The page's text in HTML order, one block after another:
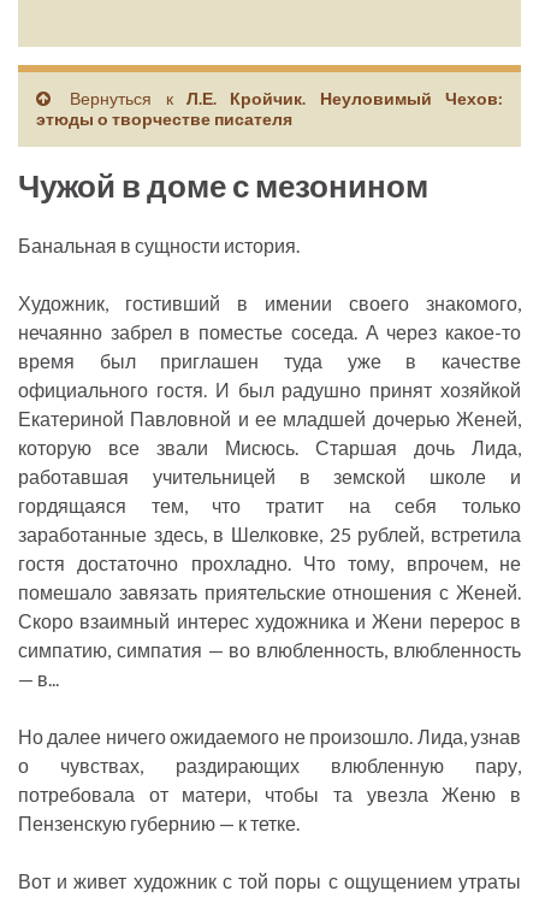
Вернуться к Л.Е. Кройчик. Неуловимый Чехов:
этюды о творчестве писателя
Чужой в доме с мезонином
Банальная в сущности история.
Художник, гостивший в имении своего знакомого,
нечаянно забрел в поместье соседа. А через какое-то
время был приглашен туда уже в качестве
официального гостя. И был радушно принят хозяйкой
Екатериной Павловной и ее младшей дочерью Женей,
которую все звали Мисюсь. Старшая дочь Лида,
работавшая учительницей в земской школе и
гордящаяся тем, что тратит на себя только
заработанные здесь, в Шелковке, 25 рублей, встретила
гостя достаточно прохладно. Что тому, впрочем, не
помешало завязать приятельские отношения с Женей.
Скоро взаимный интерес художника и Жени перерос в
симпатию, симпатия — во влюбленность, влюбленность
— в...
Но далее ничего ожидаемого не произошло. Лида, узнав
о чувствах, раздирающих влюбленную пару,
потребовала от матери, чтобы та увезла Женю в
Пензенскую губернию — к тетке.
Вот и живет художник с той поры с ощущением утраты